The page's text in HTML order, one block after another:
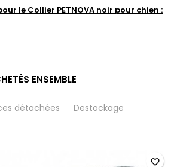
le Collier PETNOVA noir pour chien :
ENSEMBLE
détachées
Destockage
favorite_border